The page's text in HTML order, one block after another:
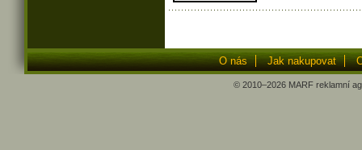
O nás Jak nakupovat
© 2010–2026 MARF reklamní